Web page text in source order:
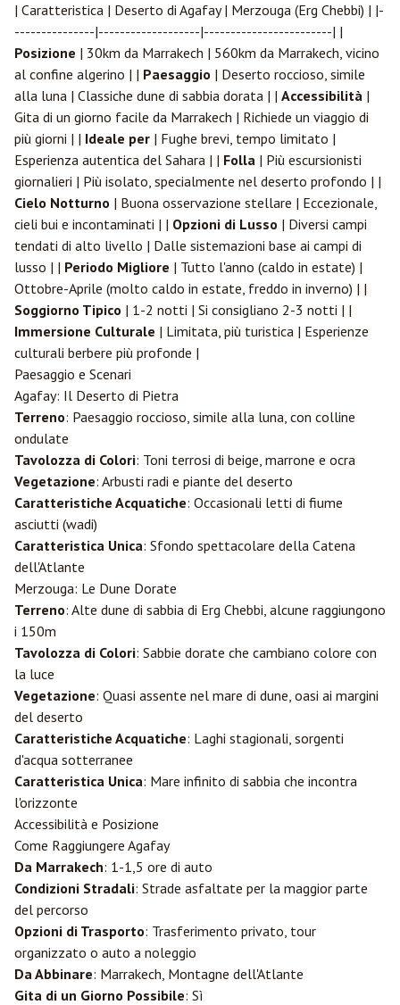
| Caratteristica | Deserto di Agafay | Merzouga (Erg Chebbi) | |-
---------------|-------------------|------------------------| |
Posizione | 30km da Marrakech | 560km da Marrakech, vicino
al confine algerino | | Paesaggio | Deserto roccioso, simile
alla luna | Classiche dune di sabbia dorata | | Accessibilità |
Gita di un giorno facile da Marrakech | Richiede un viaggio di
più giorni | | Ideale per | Fughe brevi, tempo limitato |
Esperienza autentica del Sahara | | Folla | Più escursionisti
giornalieri | Più isolato, specialmente nel deserto profondo | |
Cielo Notturno | Buona osservazione stellare | Eccezionale,
cieli bui e incontaminati | | Opzioni di Lusso | Diversi campi
tendati di alto livello | Dalle sistemazioni base ai campi di
lusso | | Periodo Migliore | Tutto l'anno (caldo in estate) |
Ottobre-Aprile (molto caldo in estate, freddo in inverno) | |
Soggiorno Tipico | 1-2 notti | Si consigliano 2-3 notti | |
Immersione Culturale | Limitata, più turistica | Esperienze
culturali berbere più profonde |
Paesaggio e Scenari
Agafay: Il Deserto di Pietra
Terreno: Paesaggio roccioso, simile alla luna, con colline
ondulate
Tavolozza di Colori: Toni terrosi di beige, marrone e ocra
Vegetazione: Arbusti radi e piante del deserto
Caratteristiche Acquatiche: Occasionali letti di fiume
asciutti (wadi)
Caratteristica Unica: Sfondo spettacolare della Catena
dell'Atlante
Merzouga: Le Dune Dorate
Terreno: Alte dune di sabbia di Erg Chebbi, alcune raggiungono
i 150m
Tavolozza di Colori: Sabbie dorate che cambiano colore con
la luce
Vegetazione: Quasi assente nel mare di dune, oasi ai margini
del deserto
Caratteristiche Acquatiche: Laghi stagionali, sorgenti
d'acqua sotterranee
Caratteristica Unica: Mare infinito di sabbia che incontra
l'orizzonte
Accessibilità e Posizione
Come Raggiungere Agafay
Da Marrakech: 1-1,5 ore di auto
Condizioni Stradali: Strade asfaltate per la maggior parte
del percorso
Opzioni di Trasporto: Trasferimento privato, tour
organizzato o auto a noleggio
Da Abbinare: Marrakech, Montagne dell'Atlante
Gita di un Giorno Possibile: Sì